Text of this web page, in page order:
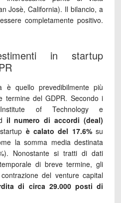
Josè, California). Il bilancio, a
completamente positivo.
in startup
è quello prevedibilmente più
termine del GDPR. Secondo i
Institute of Technology e
il numero di accordi (deal)
è calato del 17.6%su
la somma media destinata
Nonostante si tratti di dati
di breve termine, gli
del venture capital
di circa 29.000 posti di